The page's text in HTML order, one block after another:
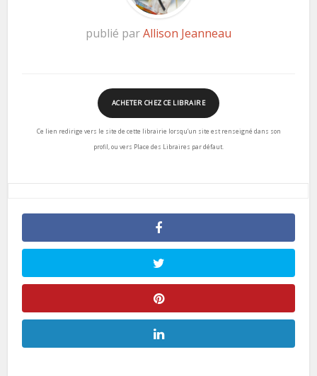
publié parAllison Jeanneau
ACHETER CHEZ CE LIBRAIRE
Ce lien redirige vers le site de cette librairie lorsqu’un site est renseigné dans son
profil, ou vers Place des Libraires par défaut.